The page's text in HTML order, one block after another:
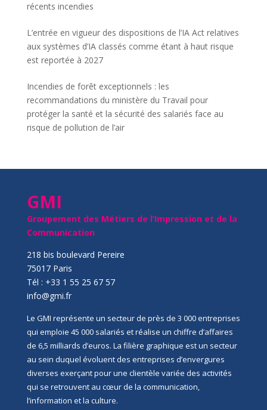
récents incendies
L’entrée en vigueur des dispositions de l’IA Act relatives
aux systèmes d’IA classés comme étant à haut risque
est reportée à 2027
Incendies de forêt exceptionnels : les
recommandations du ministère du Travail pour
protéger la santé et la sécurité des salariés face au
risque de pollution de l’air
GMI
Groupement des Métiers de l’Impression et de la
Communication
218 bis boulevard Pereire
75017 Paris
Tél : +33 1 55 25 67 57
info@gmi.fr
Le GMI représente un secteur de près de 3 000 entreprises
qui emploie 45 000 salariés et réalise un chiffre d’affaires
de 6,5 milliards d’euros. La filière graphique est un secteur
au sein duquel évoluent des entreprises d’envergures
diverses exerçant pour une clientèle variée des activités
qui se retrouvent au cœur de la communication,
l’information et la culture.